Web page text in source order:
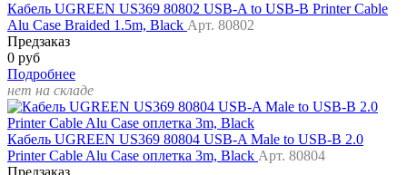
Кабель UGREEN US369 80802 USB-A to USB-B Printer Cable
Alu Case Braided 1.5m, Black Арт. 80802
Предзаказ
0 руб
Подробнее
нет на складе
Кабель UGREEN US369 80804 USB-A Male to USB-B 2.0
Printer Cable Alu Case оплетка 3m, Black Арт. 80804